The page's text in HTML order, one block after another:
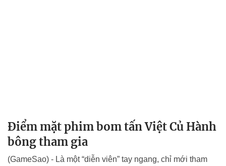
Điểm mặt phim bom tấn Việt Củ Hành
bông tham gia
(GameSao) - Là một “diễn viên” tay ngang, chỉ mới tham